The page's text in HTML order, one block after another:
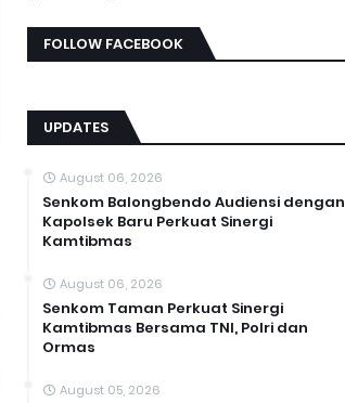
FOLLOW FACEBOOK
UPDATES
August 06, 2026
Senkom Balongbendo Audiensi dengan
Kapolsek Baru Perkuat Sinergi
Kamtibmas
August 06, 2026
Senkom Taman Perkuat Sinergi
Kamtibmas Bersama TNI, Polri dan
Ormas
August 05, 2026